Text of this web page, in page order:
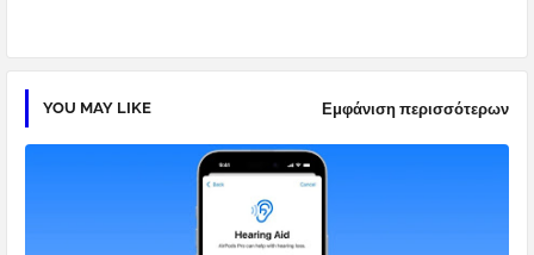
YOU MAY LIKE Εμφάνιση περισσότερων